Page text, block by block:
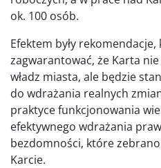
ok. 100 osób.
Efektem były rekomendacje,
zagwarantować, że Karta
władz miasta, ale będzie
do wdrażania realnych
praktyce funkcjonowania
efektywnego wdrażania
bezdomności, które
Karcie.